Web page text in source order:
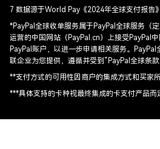
7 数据源于World Pay《2024年全球支付报告》
*PayPal全球收单服务属于PayPal全球服务（
运营的中国网站（PayPal.cn）上接受PayPal
PayPal账户，以进一步申请相关服务。
联企业为您提供，遵循并受到“PayPal全球条款
**支付方式的可用性因商户的集成方式和买家
***具体支持的卡种视最终集成的卡支付产品而